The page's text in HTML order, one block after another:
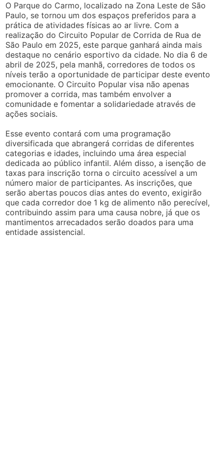
O Parque do Carmo, localizado na Zona Leste de São
Paulo, se tornou um dos espaços preferidos para a
prática de atividades físicas ao ar livre. Com a
realização do Circuito Popular de Corrida de Rua de
São Paulo em 2025, este parque ganhará ainda mais
destaque no cenário esportivo da cidade. No dia 6 de
abril de 2025, pela manhã, corredores de todos os
níveis terão a oportunidade de participar deste evento
emocionante. O Circuito Popular visa não apenas
promover a corrida, mas também envolver a
comunidade e fomentar a solidariedade através de
ações sociais.
Esse evento contará com uma programação
diversificada que abrangerá corridas de diferentes
categorias e idades, incluindo uma área especial
dedicada ao público infantil. Além disso, a isenção de
taxas para inscrição torna o circuito acessível a um
número maior de participantes. As inscrições, que
serão abertas poucos dias antes do evento, exigirão
que cada corredor doe 1 kg de alimento não perecível,
contribuindo assim para uma causa nobre, já que os
mantimentos arrecadados serão doados para uma
entidade assistencial.